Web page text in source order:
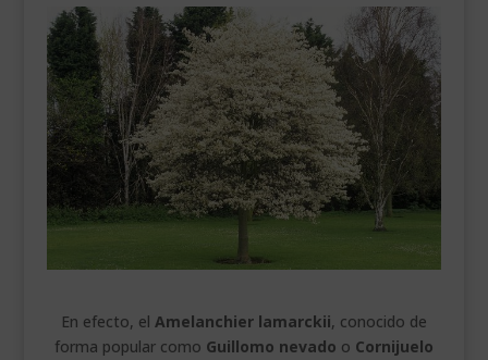
DECORACIÓN
HORARIO GARDEN
CONTACTAR
BLOG
___________________________
VEURE EN CATALÀ
En efecto, el Amelanchier lamarckii, conocido de
forma popular como Guillomo nevado o Cornijuelo